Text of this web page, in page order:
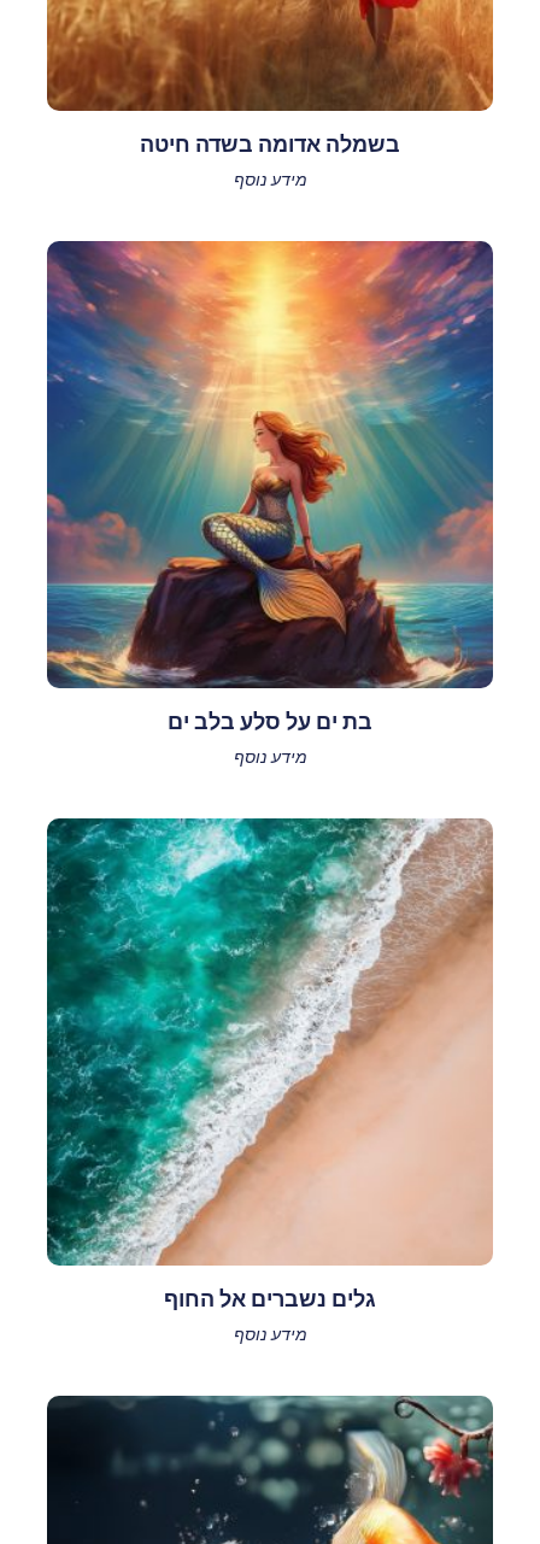
בשמלה אדומה בשדה חיטה
מידע נוסף
בת ים על סלע בלב ים
מידע נוסף
גלים נשברים אל החוף
מידע נוסף